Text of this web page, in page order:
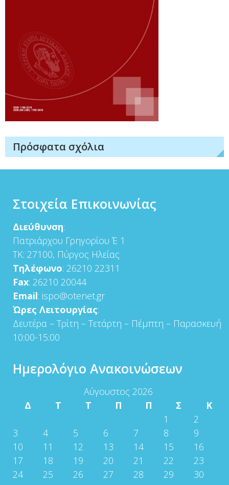
Πρόσφατα σχόλια
Στοιχεία Επικοινωνίας
Διεύθυνση:
Πατριάρχου Γρηγορίου Έ 1
ΤΚ: 27100, Πύργος Ηλείας
Τηλέφωνο: 26210 22311
Fax: 26210 20044
Email: ispo@otenet.gr
Ώρες Λειτουργίας:
Δευτέρα – Τρίτη – Τετάρτη – Πέμπτη – Παρασκευή
10:00-15:00
Ημερολόγιο Ανακοινώσεων
Αύγουστος 2026
Δ
Τ Τ Π Π Σ
Κ
1
2
3
4 5 6 7 8
9
10
11 12 13 14 15
16
17
18 19 20 21 22
23
24
25 26 27 28 29
30